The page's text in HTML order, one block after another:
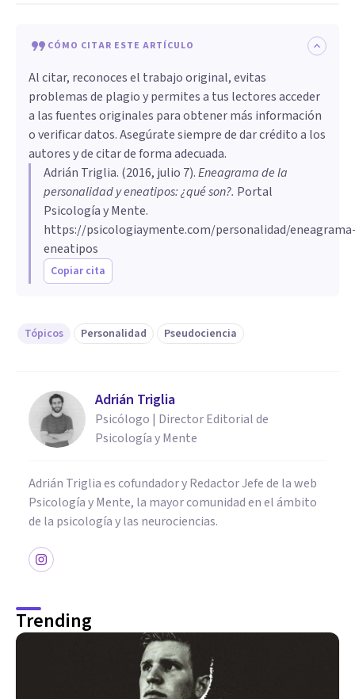
CÓMO CITAR ESTE ARTÍCULO
Al citar, reconoces el trabajo original, evitas
problemas de plagio y permites a tus lectores acceder
a las fuentes originales para obtener más información
o verificar datos. Asegúrate siempre de dar crédito a los
autores y de citar de forma adecuada.
Adrián Triglia. (2016, julio 7).​Eneagrama de la
personalidad y eneatipos: ¿qué son?. Portal
Psicología y Mente.
https://psicologiaymente.com/personalidad/
eneatipos
Copiar cita
Tópicos Personalidad Pseudociencia
Adrián Triglia
Psicólogo | Director Editorial de
Psicología y Mente
Adrián Triglia es cofundador y Redactor Jefe de la web
Psicología y Mente, la mayor comunidad en el ámbito
de la psicología y las neurociencias.
Trending